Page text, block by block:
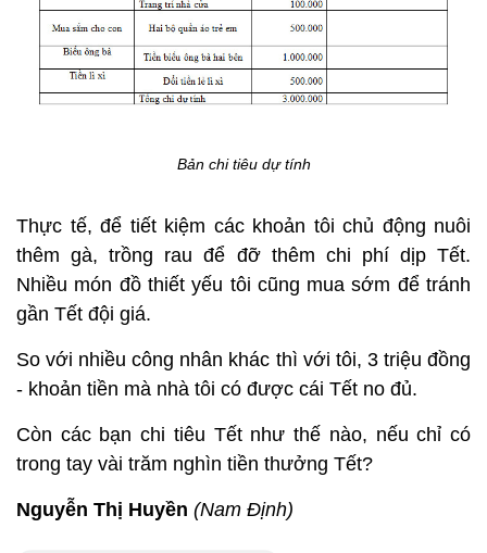
Bản chi tiêu dự tính
Thực tế, để tiết kiệm các khoản tôi chủ động nuôi
thêm gà, trồng rau để đỡ thêm chi phí dịp Tết.
Nhiều món đồ thiết yếu tôi cũng mua sớm để tránh
gần Tết đội giá.
So với nhiều công nhân khác thì với tôi, 3 triệu đồng
- khoản tiền mà nhà tôi có được cái Tết no đủ.
Còn các bạn chi tiêu Tết như thế nào, nếu chỉ có
trong tay vài trăm nghìn tiền thưởng Tết?
Nguyễn Thị Huyền (Nam Định)